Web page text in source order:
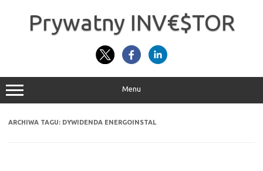
Prywatny INV€$TOR
Menu
ARCHIWA TAGU: DYWIDENDA ENERGOINSTAL